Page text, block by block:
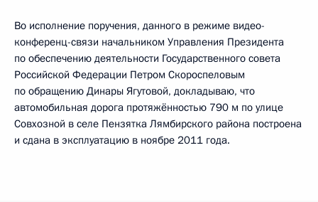
Во исполнение поручения, данного в режиме видео-
конференц-связи начальником Управления Президента
по обеспечению деятельности Государственного совета
Российской Федерации Петром Скороспеловым
по обращению Динары Ягутовой, докладываю, что
автомобильная дорога протяжённостью 790 м по улице
Совхозной в селе Пензятка Лямбирского района построена
и сдана в эксплуатацию в ноябре 2011 года.